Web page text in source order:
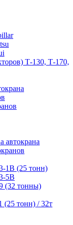
Т-130, Т-170,
автокрана
1В (25 тонн)
5В
(32 тонны)
(25 тонн) / 32т